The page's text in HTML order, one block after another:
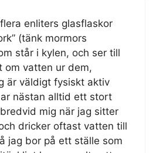
enliters glasflaskor
(tänk mormors
står i kylen, och ser till
om vatten ur dem,
är väldigt fysiskt aktiv
nästan alltid ett stort
mig när jag sitter
dricker oftast vatten till
jag bor på ett ställe som